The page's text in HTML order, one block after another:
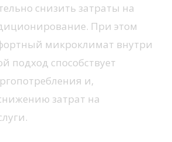
снизить затраты на
При этом
микроклимат внутри
подход способствует
и,
затрат на